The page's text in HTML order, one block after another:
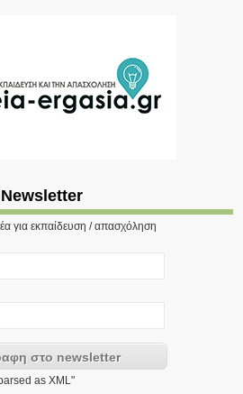
Newsletter
για εκπαίδευση / απασχόληση
as XML"